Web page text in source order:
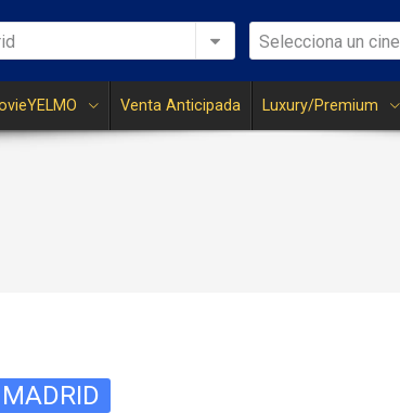
Selecciona un cine
Venta Anticipada Luxury/Premium